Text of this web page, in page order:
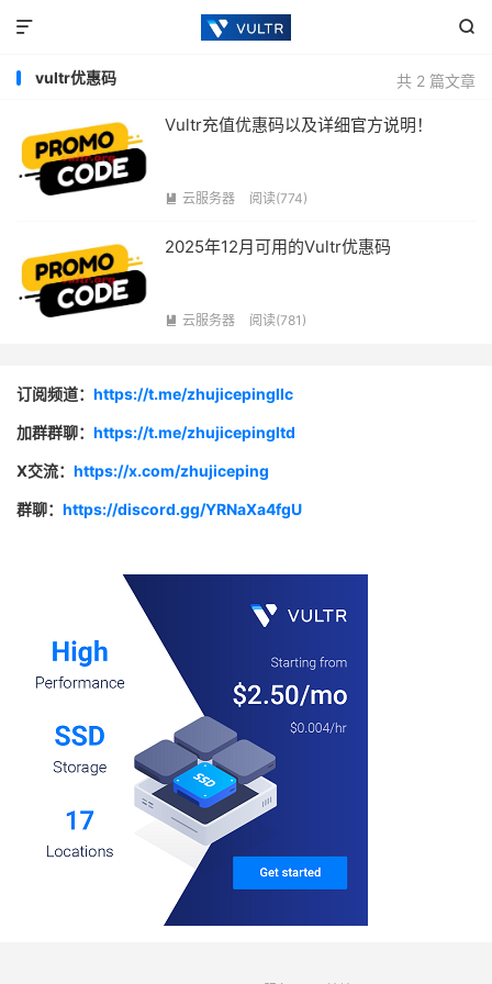


共 2 篇文章
vultr优惠码
Vultr充值优惠码以及详细官方说明！
 云服务器 阅读(774)
2025年12月可用的Vultr优惠码
 云服务器 阅读(781)
订阅频道： https://t.me/zhujicepingllc
加群群聊： https://t.me/zhujicepingltd
X交流： https://x.com/zhujiceping
群聊： https://discord.gg/YRNaXa4fgU